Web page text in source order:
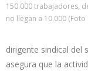
150.000 trabajadores,
no llegan a 10.000 (Foto
dirigente sindical del
asegura que la